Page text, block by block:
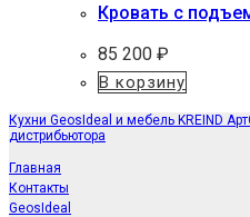
Кровать с
85 200 ₽
В корзину
Кухни GeosIdeal и мебель KREIND
дистрибьютора
Главная
Контакты
GeosIdeal